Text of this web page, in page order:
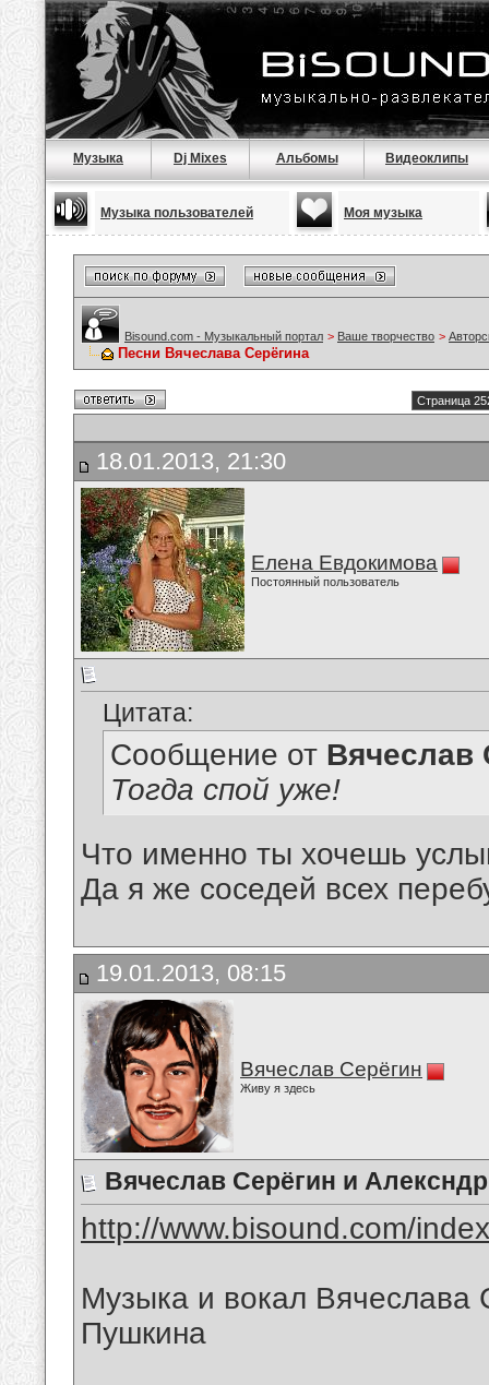
Музыка Dj Mixes Альбомы Видеоклипы
Музыка пользователей Моя музыка
Bisound.com - Музыкальный портал > Ваше творчество >
Песни Вячеслава Серёгина
Страница
18.01.2013, 21:30
Елена Евдокимова
Постоянный пользователь
Цитата:
Сообщение от Вячеслав
Тогда спой уже!
Что именно ты хочешь
Да я же соседей всех
19.01.2013, 08:15
Вячеслав Серёгин
Живу я здесь
Вячеслав Серёгин и
http://www.bisound.com/
Музыка и вокал Вячеслава
Пушкина